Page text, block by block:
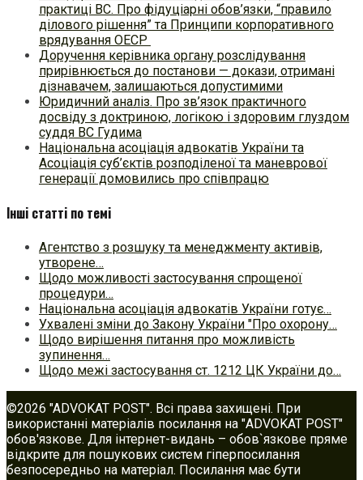
практиці ВC. Про фідуціарні обов’язки, “правило
ділового рішення” та Принципи корпоративного
врядування ОЕСР
Доручення керівника органу розслідування
прирівнюється до постанови — докази, отримані
дізнавачем, залишаються допустимими
Юридичний аналіз. Про зв’язок практичного
досвіду з доктриною, логікою і здоровим глуздом
суддя ВС Гудима
Національна асоціація адвокатів України та
Асоціація суб’єктів розподіленої та маневрової
генерації домовились про співпрацю
Інші статті по темі
Агентство з розшуку та менеджменту активів,
утворене…
Щодо можливості застосування спрощеної
процедури…
Національна асоціація адвокатів України готує…
Ухвалені зміни до Закону України "Про охорону…
Щодо вирішення питання про можливість
зупинення…
Щодо межі застосування ст. 1212 ЦК України до…
©2026 "ADVOKAT POST". Всі права захищені. При
використанні матеріалів посилання на "ADVOKAT POST"
обов'язкове. Для інтернет-видань – обов`язкове пряме
відкрите для пошукових систем гіперпосилання
безпосередньо на матеріал. Посилання має бути